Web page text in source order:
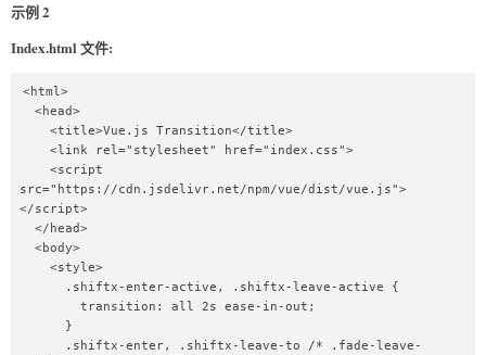
示例 2
Index.html 文件:
<html>
src="https://cdn.jsdelivr.net/npm/vue/dist/vue.js">
</script>